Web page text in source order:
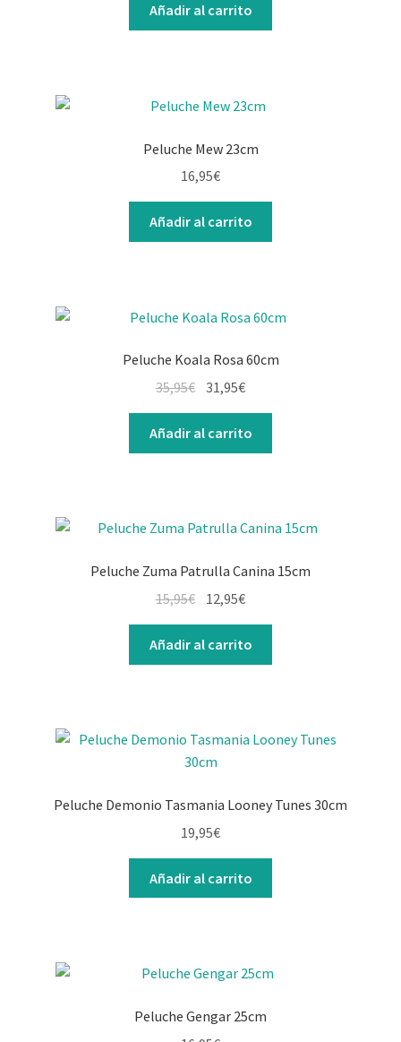
Añadir al carrito
Peluche Mew 23cm
16,95€
Añadir al carrito
Peluche Koala Rosa 60cm
35,95€ 31,95€
Añadir al carrito
Peluche Zuma Patrulla Canina 15cm
15,95€ 12,95€
Añadir al carrito
Peluche Demonio Tasmania Looney Tunes 30cm
19,95€
Añadir al carrito
Peluche Gengar 25cm